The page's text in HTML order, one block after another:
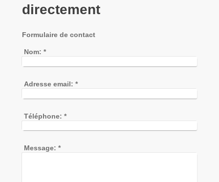
directement
Formulaire de contact
Nom: *
Adresse email: *
Téléphone: *
Message: *